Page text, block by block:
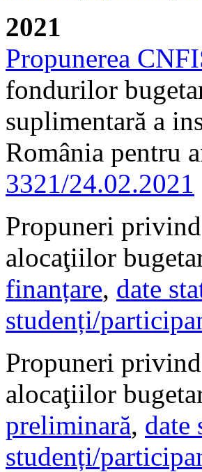
2021
Propunerea
fondurilor
suplimentară a
România pentru
3321/24.02.2021
Propuneri
alocaţiilor
finanțare, date
studenți/
Propuneri
alocaţiilor
preliminară, date
studenți/